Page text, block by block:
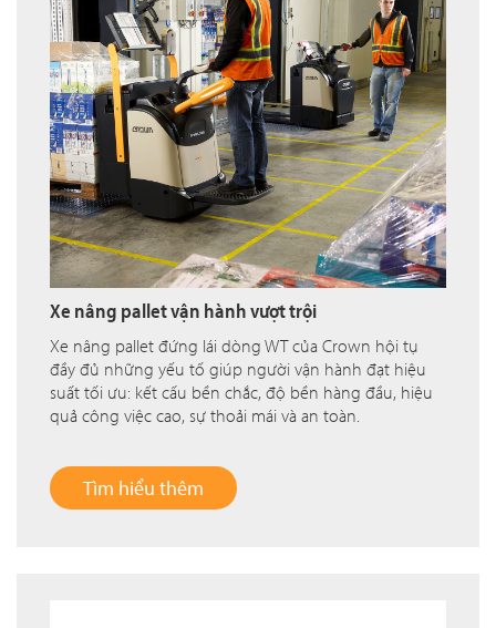
Xe nâng pallet vận hành vượt trội
Xe nâng pallet đứng lái dòng WT của Crown hội tụ
đầy đủ những yếu tố giúp người vận hành đạt hiệu
suất tối ưu: kết cấu bền chắc, độ bền hàng đầu, hiệu
quả công việc cao, sự thoải mái và an toàn.
Tìm hiểu thêm